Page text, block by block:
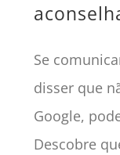
Se
disser que
Google,
Descobre